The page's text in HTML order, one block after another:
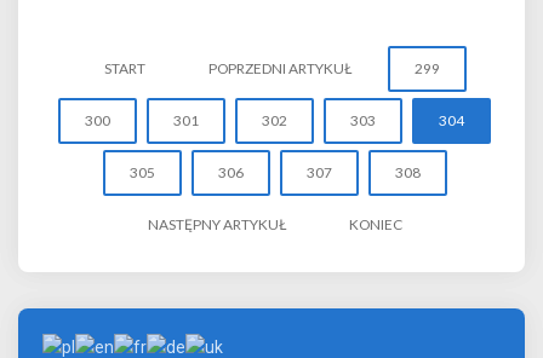
START POPRZEDNI ARTYKUŁ 299
300 301 302 303 304
305 306 307 308
NASTĘPNY ARTYKUŁ KONIEC